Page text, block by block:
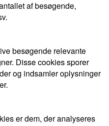
af besøgende,
besøgende relevante
Disse cookies sporer
og indsamler oplysninger
er dem, der analyseres